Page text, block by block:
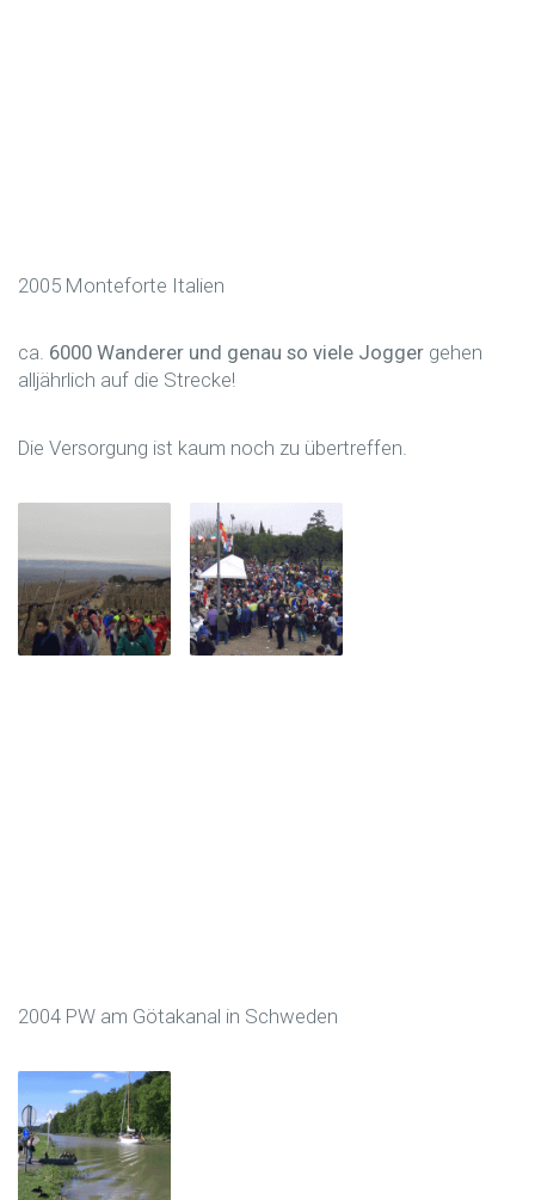
2005 Monteforte Italien
ca. 6000 Wanderer und genau so viele Jogger gehen
alljährlich auf die Strecke!
Die Versorgung ist kaum noch zu übertreffen.
2004 PW am Götakanal in Schweden